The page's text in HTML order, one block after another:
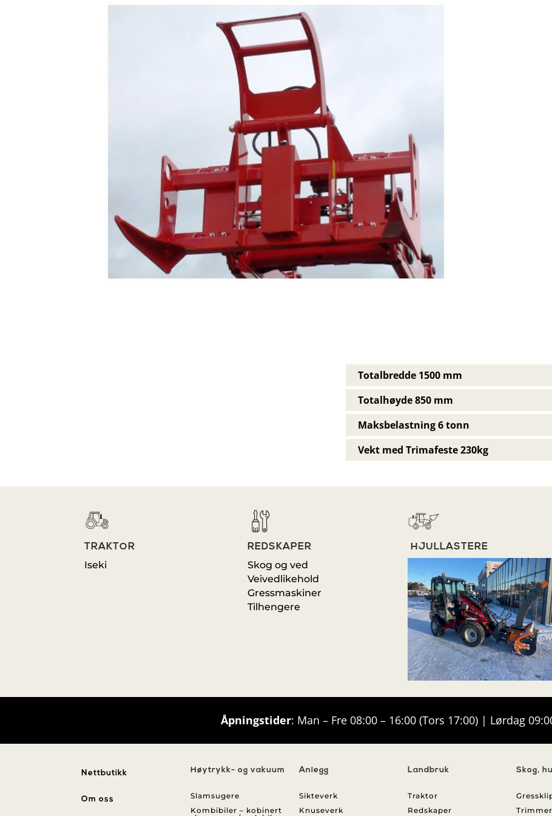
Totalbredde 1500 mm
Totalhøyde 850 mm
Maksbelastning 6 tonn
Vekt med Trimafeste 230kg
TRAKTOR
Iseki
REDSKAPER
Skog og ved
Veivedlikehold
Gressmaskiner
Tilhengere
HJULLASTERE
Åpningstider: Man – Fre 08:00 – 16:00 (Tors 17:00) | Lørdag
Nettbutikk
Om oss
Høytrykk- og vakuum
Slamsugere
Kombibiler – kobinert
Anlegg
Sikteverk
Knuseverk
Landbruk
Traktor
Redskaper
Skog,